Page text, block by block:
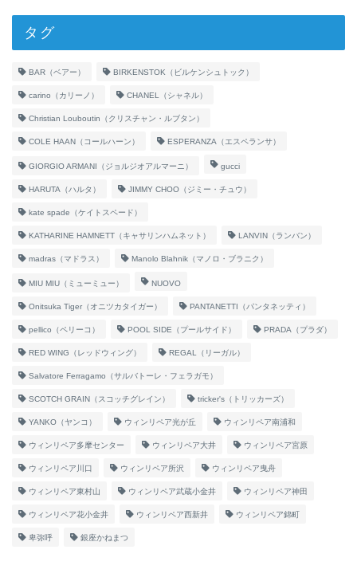
タグ
BAR（ベアー） BIRKENSTOK（ビルケンシュトック）
carino（カリーノ） CHANEL（シャネル）
Christian Louboutin（クリスチャン・ルブタン）
COLE HAAN（コールハーン） ESPERANZA（エスペランサ）
GIORGIO ARMANI（ジョルジオアルマーニ） gucci
HARUTA（ハルタ） JIMMY CHOO（ジミー・チュウ）
kate spade（ケイトスペード）
KATHARINE HAMNETT（キャサリンハムネット） LANVIN（ランバン）
madras（マドラス） Manolo Blahnik（マノロ・ブラニク）
MIU MIU（ミューミュー） NUOVO
Onitsuka Tiger（オニツカタイガー） PANTANETTI（パンタネッティ）
pellico（ペリーコ） POOL SIDE（プールサイド） PRADA（プラダ）
RED WING（レッドウィング） REGAL（リーガル）
Salvatore Ferragamo（サルバトーレ・フェラガモ）
SCOTCH GRAIN（スコッチグレイン） tricker's（トリッカーズ）
YANKO（ヤンコ） ウィンリペア光が丘 ウィンリペア南浦和
ウィンリペア多摩センター ウィンリペア大井 ウィンリペア宮原
ウィンリペア川口 ウィンリペア所沢 ウィンリペア曳舟
ウィンリペア東村山 ウィンリペア武蔵小金井 ウィンリペア神田
ウィンリペア花小金井 ウィンリペア西新井 ウィンリペア錦町
卑弥呼 銀座かねまつ